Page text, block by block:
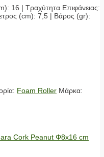
16 | Τραχύτητα Επιφάνειας:
(cm): 7,5 | Βάρος (gr):
Foam Roller Μάρκα: